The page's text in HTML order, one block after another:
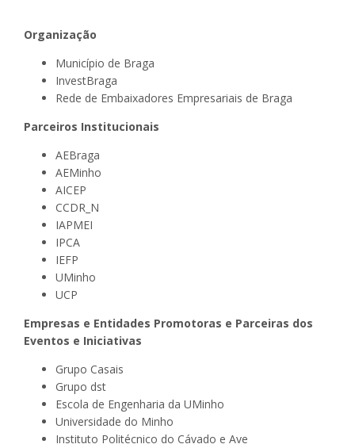
Organização
Município de Braga
InvestBraga
Rede de Embaixadores Empresariais de Braga
Parceiros Institucionais
AEBraga
AEMinho
AICEP
CCDR_N
IAPMEI
IPCA
IEFP
UMinho
UCP
Empresas e Entidades Promotoras e Parceiras dos
Eventos e Iniciativas
Grupo Casais
Grupo dst
Escola de Engenharia da UMinho
Universidade do Minho
Instituto Politécnico do Cávado e Ave